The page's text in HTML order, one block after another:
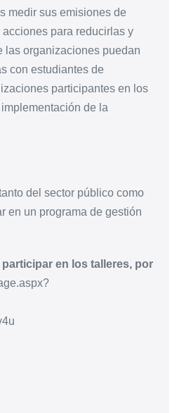
medir sus emisiones de
para reducirlas y
las organizaciones puedan
con estudiantes de
participantes en los
de la
del sector público como
en un programa de gestión
en los talleres, por